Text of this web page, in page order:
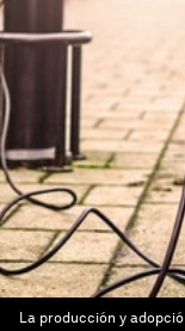
La producción y